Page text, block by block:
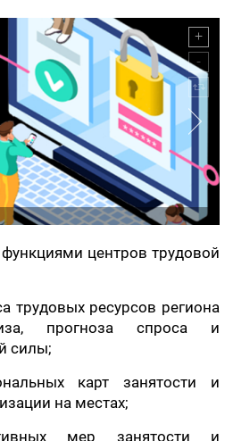
центров трудовой
трудовых ресурсов региона
прогноза спроса и
силы;
карт занятости и
на местах;
мер занятости и